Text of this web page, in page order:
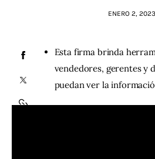
Programación
Jalisco TV
Jalisco RADIO / En
Nosotros
ENERO 2, 2023
Esta firma brinda
vendedores, gerentes y
puedan ver la